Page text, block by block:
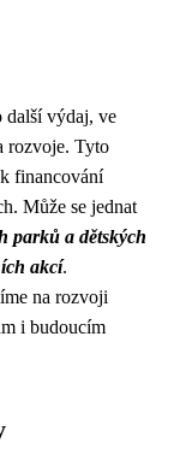
další výdaj, ve
rozvoje. Tyto
financování
Může se jednat
parků a dětských
akcí.
na rozvoji
i budoucím